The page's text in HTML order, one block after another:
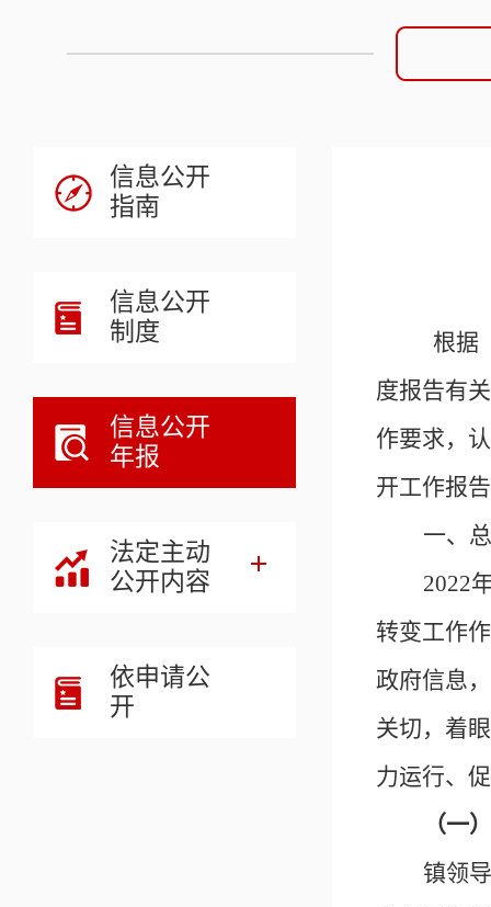
信息公开
指南
信息公开
制度
信息公开
年报
法定主动
公开内容
依申请公
开
根据
度报告有
作要求，
开工作报
一、
2022
转变工作
政府信息
关切，着
力运行、
（一）
镇领导